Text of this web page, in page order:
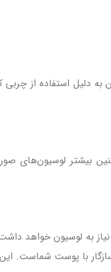
استفاده از
لوسیون‌های صورت
به لوسیون‌ خواهد
با پوست شماست.